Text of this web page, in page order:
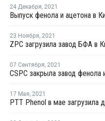
24 Декабря, 2021
Выпуск фенола и ацетона в
23 Ноября, 2021
07 Сентября, 2021
17 Мая, 2021